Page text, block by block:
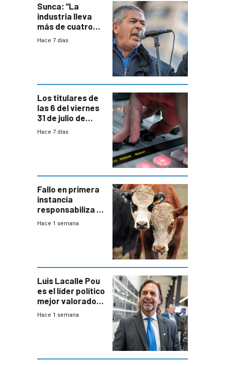
Sunca: “La
industria lleva
más de cuatro
meses sin
Hace 7 días
Los titulares de
las 6 del viernes
31 de julio de
2026
Hace 7 días
Fallo en primera
instancia
responsabiliza al
Estado por falta
Hace 1 semana
Luis Lacalle Pou
es el líder político
mejor valorado
del país, según
Hace 1 semana